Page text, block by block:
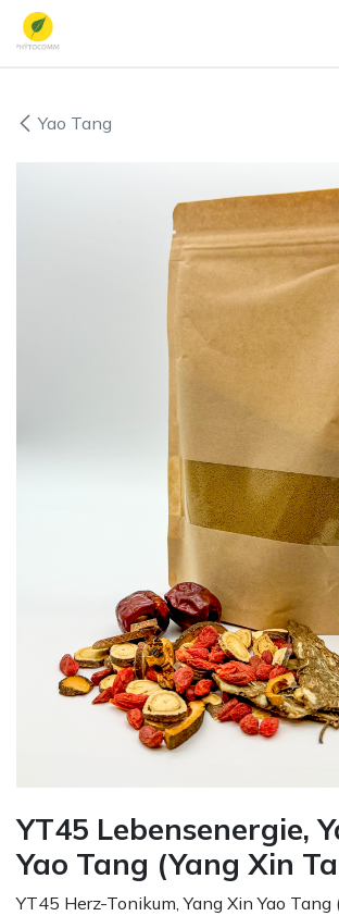
Zum Inhalt springen
Yao Tang
YT45 Lebensenergie,
Yao Tang (Yang Xin
YT45 Herz-Tonikum, Yang Xin Yao Tang